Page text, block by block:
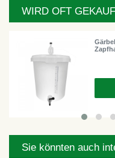
WIRD OFT
Sie könnten auch